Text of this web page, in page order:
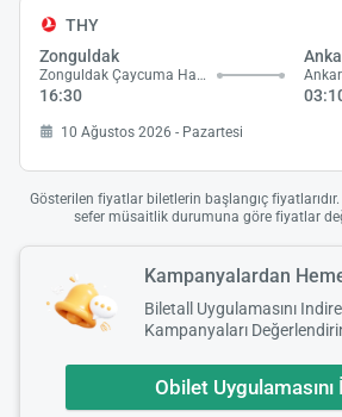
THY
Zonguldak
Zonguldak Çaycuma Havalimanı
16:30
10 Ağustos 2026 - Pazartesi
Gösterilen fiyatlar biletlerin başlangıç
sefer müsaitlik durumuna göre fiyatlar
Kampanyalardan
Biletall Uygulamasını
Kampanyaları
Obilet Uygulamasını